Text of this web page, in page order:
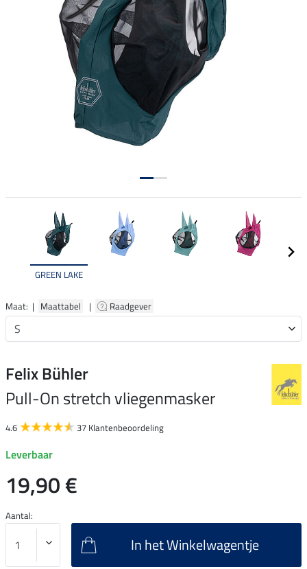
GREEN LAKE
Maat: | Maattabel | Raadgever
Felix Bühler
Pull-On stretch vliegenmasker
4.6 37 Klantenbeoordeling
Leverbaar
19,90 €
Aantal:
In het Winkelwagentje